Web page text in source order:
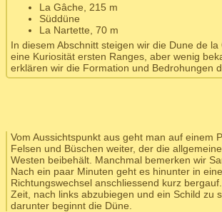
La Gâche, 215 m
Süddüne
La Nartette, 70 m
In diesem Abschnitt steigen wir die Dune de
eine Kuriosität ersten Ranges, aber wenig
erklären wir die Formation und Bedrohungen
Vom Aussichtspunkt aus geht man auf einem
Felsen und Büschen weiter, der die
Westen beibehält. Manchmal bemerken wir
Nach ein paar Minuten geht es hinunter in
Richtungswechsel anschliessend kurz
Zeit, nach links abzubiegen und ein Schild zu
darunter beginnt die Düne.